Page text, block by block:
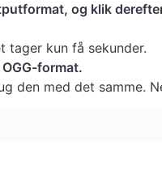
og klik
kun få sekunder.
format.
den med det samme.